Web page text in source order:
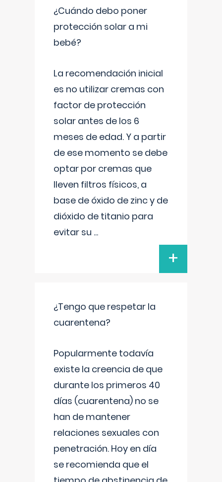
¿Cuándo debo poner
protección solar a mi
bebé?
La recomendación inicial
es no utilizar cremas con
factor de protección
solar antes de los 6
meses de edad. Y a partir
de ese momento se debe
optar por cremas que
lleven filtros físicos, a
base de óxido de zinc y de
dióxido de titanio para
evitar su ...
+
¿Tengo que respetar la
cuarentena?
Popularmente todavía
existe la creencia de que
durante los primeros 40
días (cuarentena) no se
han de mantener
relaciones sexuales con
penetración. Hoy en día
se recomienda que el